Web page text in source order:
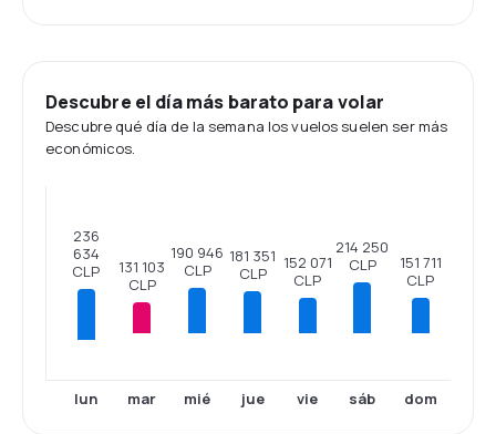
Descubre el día más barato para volar
Descubre qué día de la semana los vuelos suelen ser más
económicos.
236
634
CLP
lun
131 103
CLP
mar
190 946
CLP
mié
181 351
CLP
jue
152 071
CLP
vie
214 250
CLP
sáb
151 711
CLP
dom